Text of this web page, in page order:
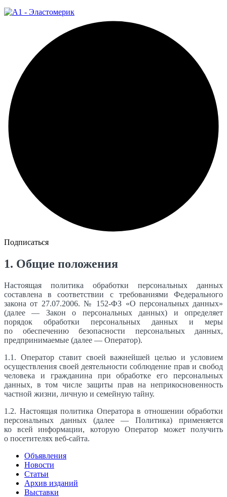
Подписаться
1. Общие положения
Настоящая политика обработки персональных данных
составлена в соответствии с требованиями Федерального
закона от 27.07.2006. № 152-ФЗ «О персональных данных»
(далее — Закон о персональных данных) и определяет
порядок обработки персональных данных и меры
по обеспечению безопасности персональных данных,
предпринимаемые (далее — Оператор).
1.1. Оператор ставит своей важнейшей целью и условием
осуществления своей деятельности соблюдение прав и свобод
человека и гражданина при обработке его персональных
данных, в том числе защиты прав на неприкосновенность
частной жизни, личную и семейную тайну.
1.2. Настоящая политика Оператора в отношении обработки
персональных данных (далее — Политика) применяется
ко всей информации, которую Оператор может получить
о посетителях веб-сайта.
Объявления
Новости
Статьи
Архив изданий
Выставки